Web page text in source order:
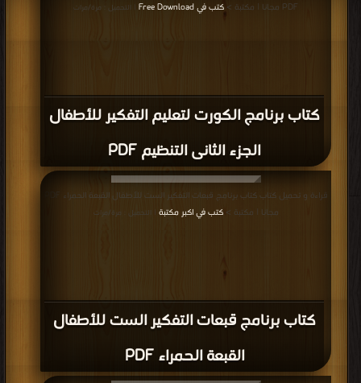
كتاب برنامج الكورت لتعليم التفكير للأطفال
الجزء الثانى التنظيم PDF
PDF مجانا | مكتبة >
كتب في Free Download | التحميل : مرة/مرات
كتاب برنامج قبعات التفكير الست للأطفال
القبعة الحمراء PDF
مجانا | مكتبة >كتب في اكبر مكتبة | التحميل : مرة/مرات